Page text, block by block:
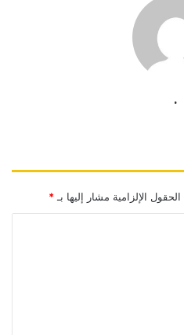
.
الحقول الإلزامية مشار إليها بـ *